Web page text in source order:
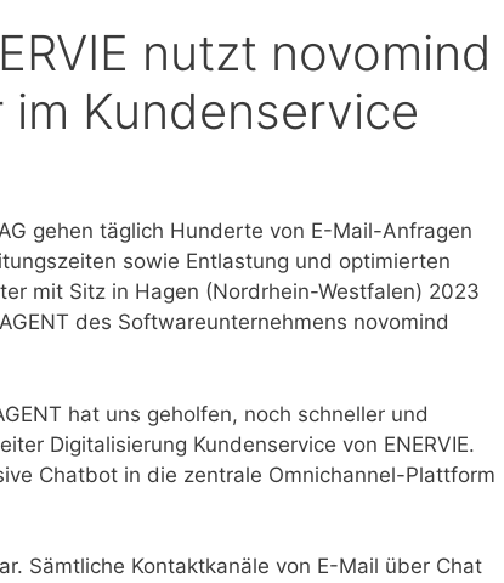
nutzt novomind
im Kundenservice
gehen täglich Hunderte von E-Mail-Anfragen
sowie Entlastung und optimierten
mit Sitz in Hagen (Nordrhein-Westfalen) 2023
des Softwareunternehmens novomind
hat uns geholfen, noch schneller und
Digitalisierung Kundenservice von ENERVIE.
Chatbot in die zentrale Omnichannel-Plattform
Sämtliche Kontaktkanäle von E-Mail über Chat